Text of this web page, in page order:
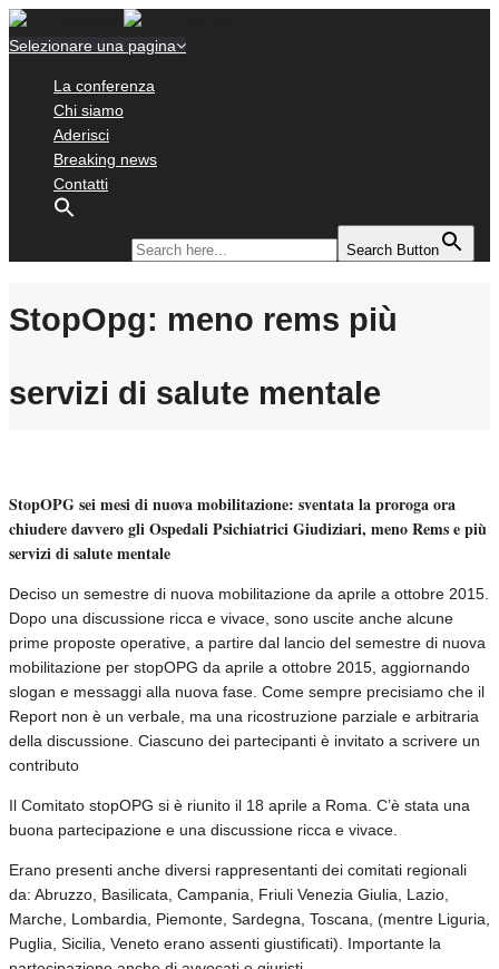
Selezionare una pagina
La conferenza
Chi siamo
Aderisci
Breaking news
Contatti
Search Button
StopOpg: meno rems più
servizi di salute mentale
StopOPG sei mesi di nuova mobilitazione: sventata la proroga ora
chiudere davvero gli Ospedali Psichiatrici Giudiziari, meno Rems e più
servizi di salute mentale
Deciso un semestre di nuova mobilitazione da aprile a ottobre 2015.
Dopo una discussione ricca e vivace, sono uscite anche alcune
prime proposte operative, a partire dal lancio del semestre di nuova
mobilitazione per stopOPG da aprile a ottobre 2015, aggiornando
slogan e messaggi alla nuova fase. Come sempre precisiamo che il
Report non è un verbale, ma una ricostruzione parziale e arbitraria
della discussione. Ciascuno dei partecipanti è invitato a scrivere un
contributo
Il Comitato stopOPG si è riunito il 18 aprile a Roma. C’è stata una
buona partecipazione e una discussione ricca e vivace.
Erano presenti anche diversi rappresentanti dei comitati regionali
da: Abruzzo, Basilicata, Campania, Friuli Venezia Giulia, Lazio,
Marche, Lombardia, Piemonte, Sardegna, Toscana, (mentre Liguria,
Puglia, Sicilia, Veneto erano assenti giustificati). Importante la